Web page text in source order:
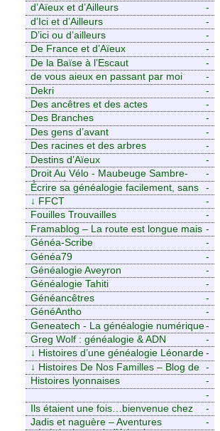
-
d’Aïeux et d’Ailleurs
-
d’Ici et d’Ailleurs
-
D’ici ou d’ailleurs
-
De France et d’Aïeux
-
De la Baïse à l’Escaut
-
de vous aieux en passant par moi
-
Dekri
-
Des ancêtres et des actes
-
Des Branches
-
Des gens d’avant
-
Des racines et des arbres
-
Destins d’Aïeux
-
Droit Au Vélo - Maubeuge Sambre-
Avesnois
-
Écrire sa généalogie facilement, sans
stress avec Généalordi
-
↓ FFCT
-
Fouilles Trouvailles
-
Framablog – La route est longue mais
la voie est libre…
-
Généa-Scribe
-
Généa79
-
Généalogie Aveyron
-
Généalogie Tahiti
-
Généancêtres
-
GénéAntho
-
Geneatech - La généalogie numérique
à portée de tous
-
Greg Wolf : généalogie & ADN
-
↓ Histoires d’une généalogie Léonarde
-
↓ Histoires De Nos Familles – Blog de
généalogie
-
Histoires lyonnaises
-
https://
-
Ils étaient une fois…bienvenue chez
mes ancêtres. – Une histoire
-
Jadis et naguère – Aventures